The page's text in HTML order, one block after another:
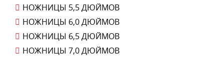
НОЖНИЦЫ 5,5 ДЮЙМОВ
НОЖНИЦЫ 6,0 ДЮЙМОВ
НОЖНИЦЫ 6,5 ДЮЙМОВ
НОЖНИЦЫ 7,0 ДЮЙМОВ